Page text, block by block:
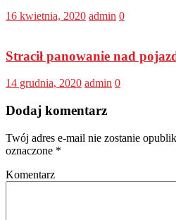
16 kwietnia, 2020 admin 0
Stracił panowanie nad
14 grudnia, 2020 admin 0
Dodaj komentarz
Twój adres e-mail nie zostanie
oznaczone *
Komentarz